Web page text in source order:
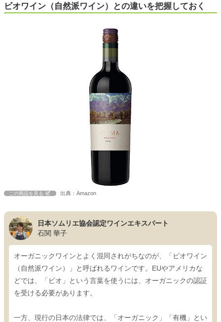
ビオワイン（自然派ワイン）との違いを把握しておく
この商品を見る 出典：Amazon
日本ソムリエ協会認定ワインエキスパート
石関 華子
オーガニックワインとよく混同されがちなのが、「ビオワイン
（自然派ワイン）」と呼ばれるワインです。EUやアメリカな
どでは、「ビオ」という言葉を使うには、オーガニックの認証
を受ける必要があります。
一方、現行の日本の法律では、「オーガニック」「有機」とい